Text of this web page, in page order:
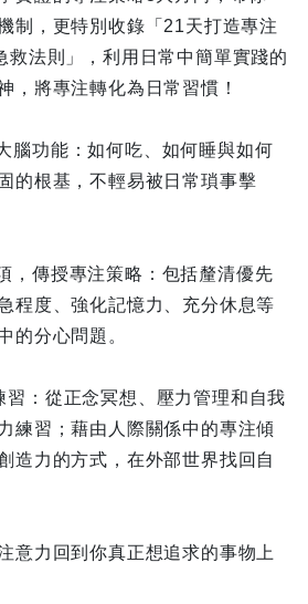
制，更特別收錄「21天打造專注
救法則」，利用日常中簡單實踐的
，將專注轉化為日常習慣！
腦功能：如何吃、如何睡與如何
的根基，不輕易被日常瑣事擊
，傳授專注策略：包括釐清優先
程度、強化記憶力、充分休息等
的分心問題。
：從正念冥想、壓力管理和自我
練習；藉由人際關係中的專注傾
造力的方式，在外部世界找回自
意力回到你真正想追求的事物上